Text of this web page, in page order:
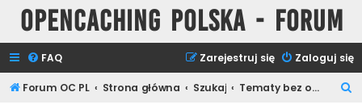
Opencaching Polska - Forum
FAQ Zaloguj się
Zarejestruj się
Forum OC PL Strona główna Szukaj Tematy bez odpowiedzi